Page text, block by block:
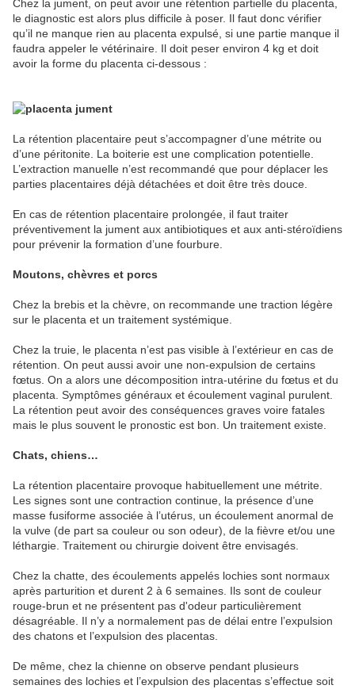
Chez la jument, on peut avoir une rétention partielle du placenta,
le diagnostic est alors plus difficile à poser. Il faut donc vérifier
qu’il ne manque rien au placenta expulsé, si une partie manque il
faudra appeler le vétérinaire. Il doit peser environ 4 kg et doit
avoir la forme du placenta ci-dessous :
La rétention placentaire peut s’accompagner d’une métrite ou
d’une péritonite. La boiterie est une complication potentielle.
L’extraction manuelle n’est recommandé que pour déplacer les
parties placentaires déjà détachées et doit être très douce.
En cas de rétention placentaire prolongée, il faut traiter
préventivement la jument aux antibiotiques et aux anti-stéroïdiens
pour prévenir la formation d’une fourbure.
Moutons, chèvres et porcs
Chez la brebis et la chèvre, on recommande une traction légère
sur le placenta et un traitement systémique.
Chez la truie, le placenta n’est pas visible à l’extérieur en cas de
rétention. On peut aussi avoir une non-expulsion de certains
fœtus. On a alors une décomposition intra-utérine du fœtus et du
placenta. Symptômes généraux et écoulement vaginal purulent.
La rétention peut avoir des conséquences graves voire fatales
mais le plus souvent le pronostic est bon. Un traitement existe.
Chats, chiens…
La rétention placentaire provoque habituellement une métrite.
Les signes sont une contraction continue, la présence d’une
masse fusiforme associée à l’utérus, un écoulement anormal de
la vulve (de part sa couleur ou son odeur), de la fièvre et/ou une
léthargie. Traitement ou chirurgie doivent être envisagés.
Chez la chatte, des écoulements appelés lochies sont normaux
après parturition et durent 2 à 6 semaines. Ils sont de couleur
rouge-brun et ne présentent pas d'odeur particulièrement
désagréable. Il n’y a normalement pas de délai entre l’expulsion
des chatons et l’expulsion des placentas.
De même, chez la chienne on observe pendant plusieurs
semaines des lochies et l’expulsion des placentas s’effectue soit